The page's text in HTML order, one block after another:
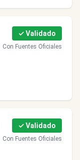
✓ Validado
Con Fuentes Oficiales
✓ Validado
Con Fuentes Oficiales